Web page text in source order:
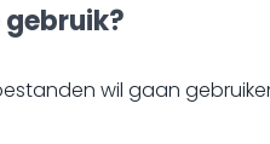
wil gaan